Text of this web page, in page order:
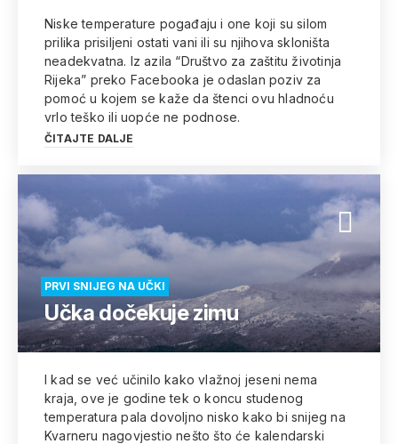
Niske temperature pogađaju i one koji su silom
prilika prisiljeni ostati vani ili su njihova skloništa
neadekvatna. Iz azila “Društvo za zaštitu životinja
Rijeka” preko Facebooka je odaslan poziv za
pomoć u kojem se kaže da štenci ovu hladnoću
vrlo teško ili uopće ne podnose.
ČITAJTE DALJE
PRVI SNIJEG NA UČKI
Učka dočekuje zimu
I kad se već učinilo kako vlažnoj jeseni nema
kraja, ove je godine tek o koncu studenog
temperatura pala dovoljno nisko kako bi snijeg na
Kvarneru nagovjestio nešto što će kalendarski